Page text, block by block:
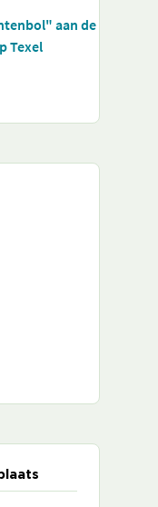
aan de
Texel